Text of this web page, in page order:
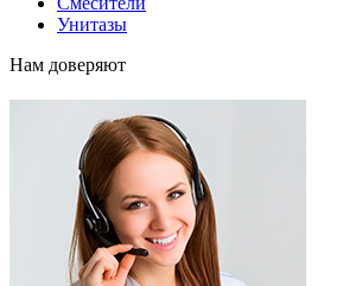
Унитазы
Нам доверяют